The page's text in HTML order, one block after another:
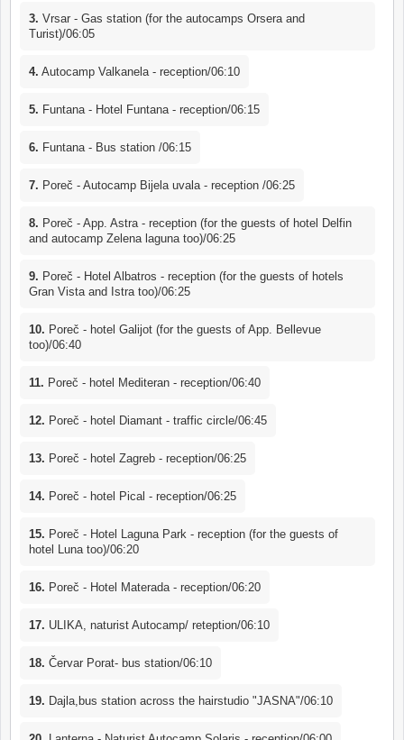
3. Vrsar - Gas station (for the autocamps Orsera and
Turist)/06:05
4. Autocamp Valkanela - reception/06:10
5. Funtana - Hotel Funtana - reception/06:15
6. Funtana - Bus station /06:15
7. Poreč - Autocamp Bijela uvala - reception /06:25
8. Poreč - App. Astra - reception (for the guests of hotel Delfin
and autocamp Zelena laguna too)/06:25
9. Poreč - Hotel Albatros - reception (for the guests of hotels
Gran Vista and Istra too)/06:25
10. Poreč - hotel Galijot (for the guests of App. Bellevue
too)/06:40
11. Poreč - hotel Mediteran - reception/06:40
12. Poreč - hotel Diamant - traffic circle/06:45
13. Poreč - hotel Zagreb - reception/06:25
14. Poreč - hotel Pical - reception/06:25
15. Poreč - Hotel Laguna Park - reception (for the guests of
hotel Luna too)/06:20
16. Poreč - Hotel Materada - reception/06:20
17. ULIKA, naturist Autocamp/ reteption/06:10
18. Červar Porat- bus station/06:10
19. Dajla,bus station across the hairstudio "JASNA"/06:10